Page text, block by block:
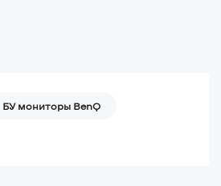
БУ мониторы BenQ